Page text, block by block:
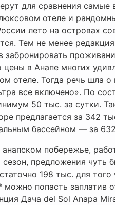
для сравнения
отеле и
лето на островах
Тем не менее
забронировать
цены в Анапе многих
отеле. Тогда речь шла
все включено». По
50 тыс. за сутки.
предлагается за 342
бассейном — за
анапском побережье,
предложения
198 тыс. для
можно попасть заплатив
Дача del Sol Anapa